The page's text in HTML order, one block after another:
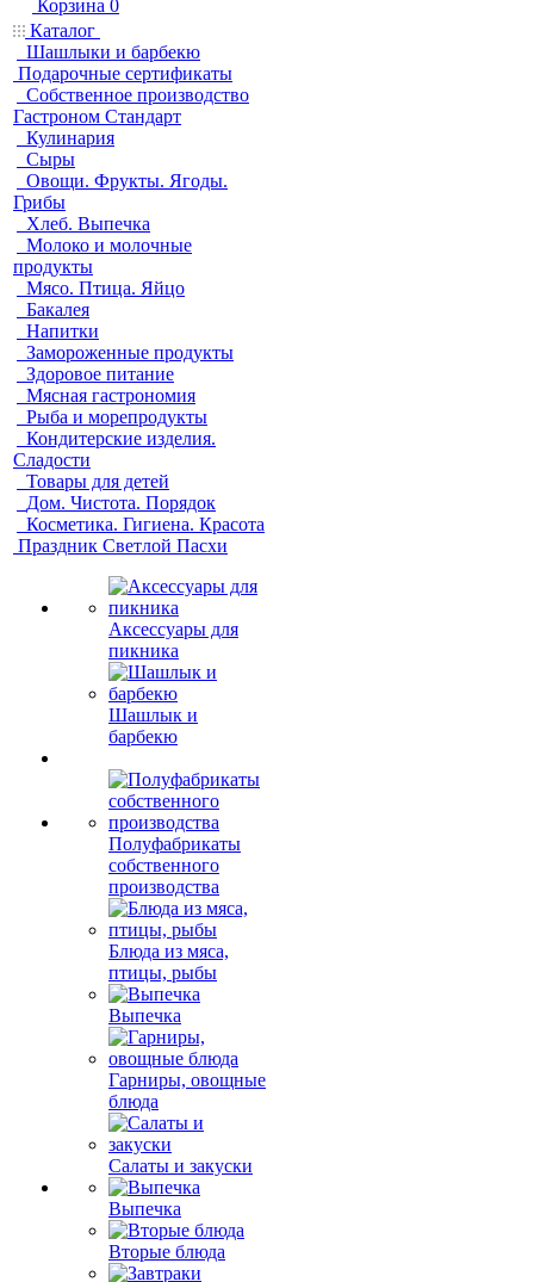
Корзина 0
Каталог
Шашлыки и барбекю
Подарочные сертификаты
Собственное производство
Гастроном Стандарт
Кулинария
Сыры
Овощи. Фрукты. Ягоды.
Грибы
Хлеб. Выпечка
Молоко и молочные
продукты
Мясо. Птица. Яйцо
Бакалея
Напитки
Замороженные продукты
Здоровое питание
Мясная гастрономия
Рыба и морепродукты
Кондитерские изделия.
Сладости
Товары для детей
Дом. Чистота. Порядок
Косметика. Гигиена. Красота
Праздник Светлой Пасхи
Аксессуары для
пикника
Шашлык и
барбекю
Полуфабрикаты
собственного
производства
Блюда из мяса,
птицы, рыбы
Выпечка
Гарниры, овощные
блюда
Салаты и закуски
Выпечка
Вторые блюда